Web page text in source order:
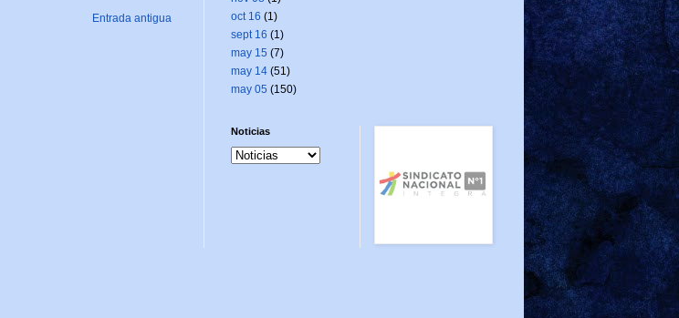
Entrada antigua
oct 16 (1)
sept 16 (1)
may 15 (7)
may 14(51)
may 05 (150)
Noticias